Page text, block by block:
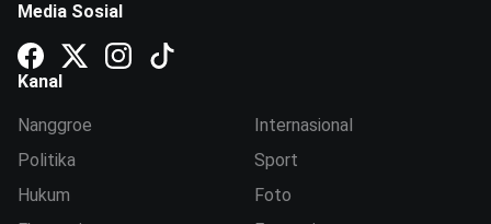
Media Sosial
Kanal
Nanggroe
Politika
Hukum
Internasional
Sport
Foto